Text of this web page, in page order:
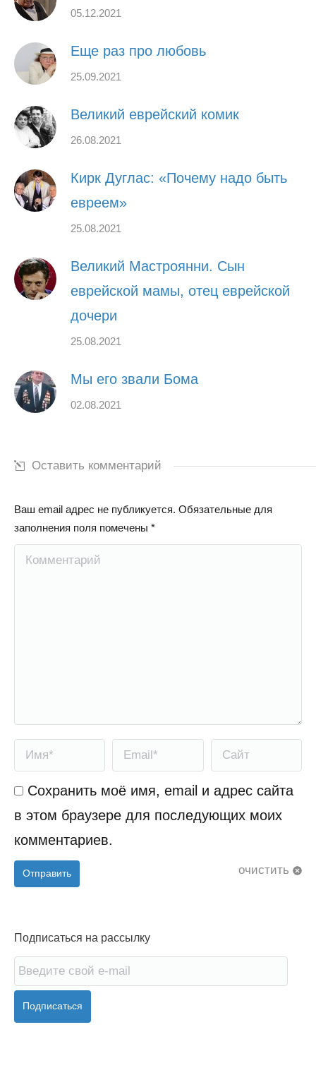
05.12.2021
Еще раз про любовь
25.09.2021
Великий еврейский комик
26.08.2021
Кирк Дуглас: «Почему надо быть
евреем»
25.08.2021
Великий Мастроянни. Сын
еврейской мамы, отец еврейской
дочери
25.08.2021
Мы его звали Бома
02.08.2021
Оставить комментарий
Ваш email адрес не публикуется. Обязательные для
заполнения поля помечены *
Комментарий
Имя * Email * Сайт
Сохранить моё имя, email и адрес сайта
в этом браузере для последующих моих
комментариев.
очистить
Отправить
Подписаться на рассылку
Подписаться